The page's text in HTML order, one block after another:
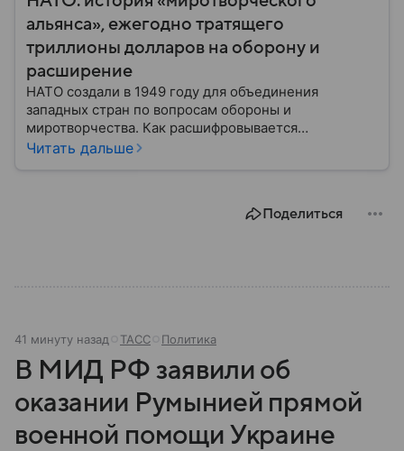
альянса», ежегодно тратящего
триллионы долларов на оборону и
расширение
НАТО создали в 1949 году для объединения
западных стран по вопросам обороны и
миротворчества. Как расшифровывается
аббревиатура, для чего задумывали группировку и к
Читать дальше
Поделиться
41 минуту назад ТАСС Политика
В МИД РФ заявили об
оказании Румынией прямой
военной помощи Украине